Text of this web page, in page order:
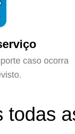
caso ocorra
todas